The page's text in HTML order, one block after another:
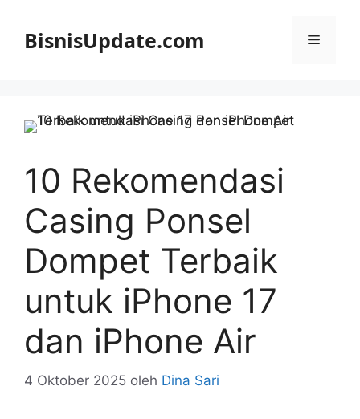
BisnisUpdate.com Menu
10 Rekomendasi
Casing Ponsel
Dompet Terbaik
untuk iPhone 17
dan iPhone Air
4 Oktober 2025 oleh Dina Sari